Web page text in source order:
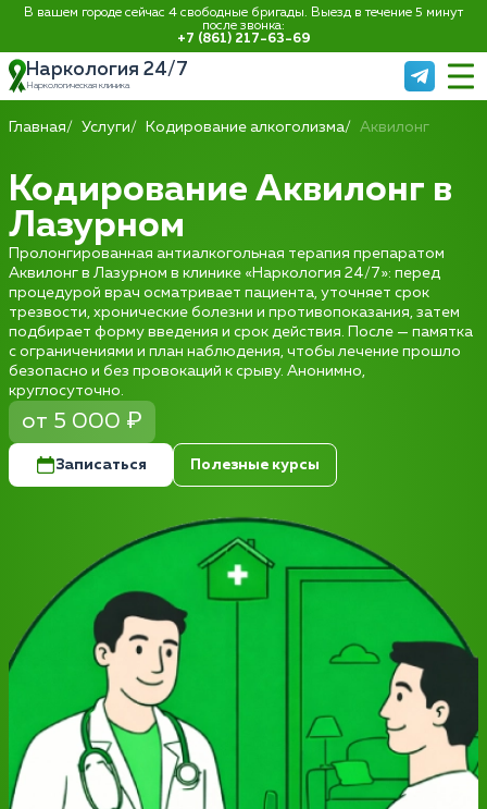
В вашем городе сейчас 4 свободные бригады. Выезд в течение 5 минут
после звонка:
+7 (861) 217-63-69
Наркология 24/7
Наркологическая клиника
Главная Услуги Кодирование алкоголизма Аквилонг
Кодирование Аквилонг в
Лазурном
Пролонгированная антиалкогольная терапия препаратом
Аквилонг в Лазурном в клинике «Наркология 24/7»: перед
процедурой врач осматривает пациента, уточняет срок
трезвости, хронические болезни и противопоказания, затем
подбирает форму введения и срок действия. После — памятка
с ограничениями и план наблюдения, чтобы лечение прошло
безопасно и без провокаций к срыву. Анонимно,
круглосуточно.
от 5 000 ₽
Записаться Полезные курсы